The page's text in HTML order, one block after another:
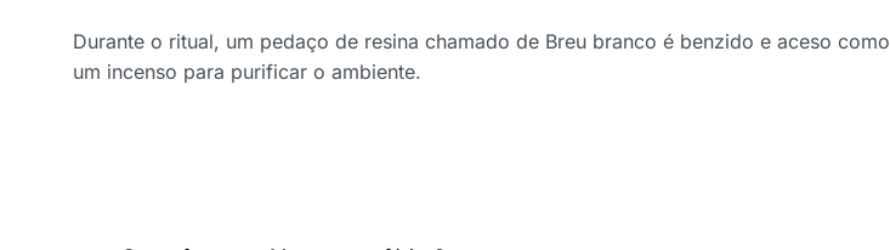
Durante o ritual, um pedaço de resina chamado de Breu branco é benzido e aceso como
um incenso para purificar o ambiente.